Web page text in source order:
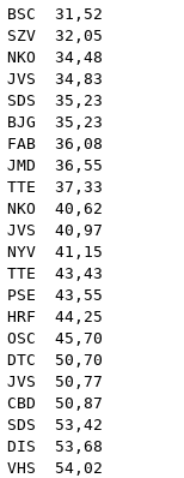
BSC 31,52
SZV 32,05
NKO 34,48
JVS 34,83
SDS 35,23
BJG 35,23
FAB 36,08
JMD 36,55
TTE 37,33
NKO 40,62
JVS 40,97
NYV 41,15
TTE 43,43
PSE 43,55
HRF 44,25
OSC 45,70
DTC 50,70
JVS 50,77
CBD 50,87
SDS 53,42
DIS 53,68
VHS 54,02